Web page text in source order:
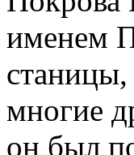
именем
многие
он был